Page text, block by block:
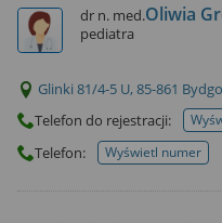
dr n. med.Oliwia
pediatra
Glinki 81/4-5 U, 85-861
Telefon do rejestracji:
Telefon: Wyświetl numer
telefonu do